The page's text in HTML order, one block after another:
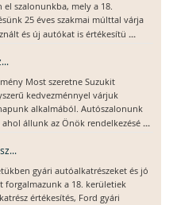
szalonunkba, mely a 18.
25 éves szakmai múlttal várja
és új autókat is értékesítü ...
Most szeretne Suzukit
kedvezménnyel várjuk
alkalmából. Autószalonunk
állunk az Önök rendelkezésé ...
gyári autóalkatrészeket és jó
forgalmazunk a 18. kerületiek
értékesítés, Ford gyári